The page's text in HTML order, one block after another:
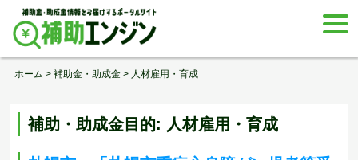
Skip
content
ホーム > 補助金・助成金 > 人材雇用・育成
補助・助成金目的: 人材雇用・育成